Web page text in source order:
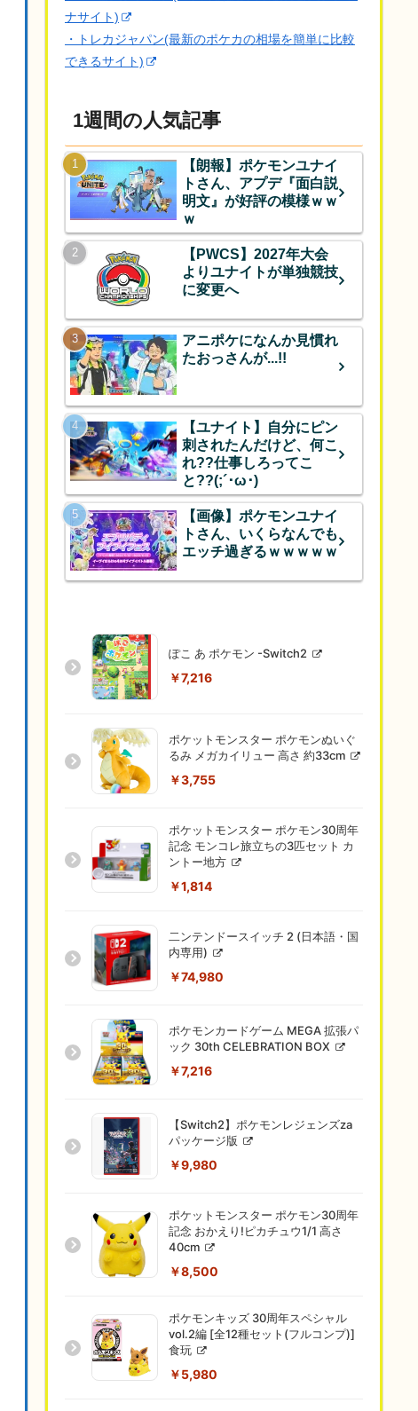
ナサイト)
・トレカジャパン(最新のポケカの相場を簡単に比較
できるサイト)
1週間の人気記事
【朗報】ポケモンユナイ
トさん、アプデ『面白説
明文』が好評の模様ｗｗ
ｗ
【PWCS】2027年大会
よりユナイトが単独競技
に変更へ
アニポケになんか見慣れ
たおっさんが...!!
【ユナイト】自分にピン
刺されたんだけど、何こ
れ??仕事しろってこ
と??(;´･ω･)
【画像】ポケモンユナイ
トさん、いくらなんでも
エッチ過ぎるｗｗｗｗｗ
ぽこ あ ポケモン -Switch2
￥7,216
ポケットモンスター ポケモンぬいぐ
るみ メガカイリュー 高さ 約33cm
￥3,755
ポケットモンスター ポケモン30周年
記念 モンコレ旅立ちの3匹セット カ
ントー地方
￥1,814
二ンテンドースイッチ 2 (日本語・国
内専用)
￥74,980
ポケモンカードゲーム MEGA 拡張パ
ック 30th CELEBRATION BOX
￥7,216
【Switch2】ポケモンレジェンズza
パッケージ版
￥9,980
ポケットモンスター ポケモン30周年
記念 おかえり!ピカチュウ1/1 高さ
40cm
￥8,500
ポケモンキッズ 30周年スペシャル
vol.2編 [全12種セット(フルコンプ)]
食玩
￥5,980